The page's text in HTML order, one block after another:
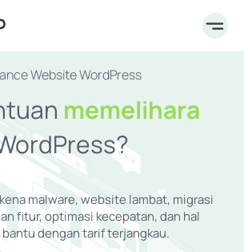
Website WordPress
memelihara
memperbaiki
mengupdate
mempercepat
memelihara
malware, website lambat, migrasi
fitur, optimasi kecepatan, dan hal
bantu dengan tarif terjangkau.